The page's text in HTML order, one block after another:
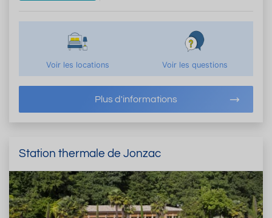
Voir les locations Voir les questions
Plus d'informations
Station thermale de Jonzac